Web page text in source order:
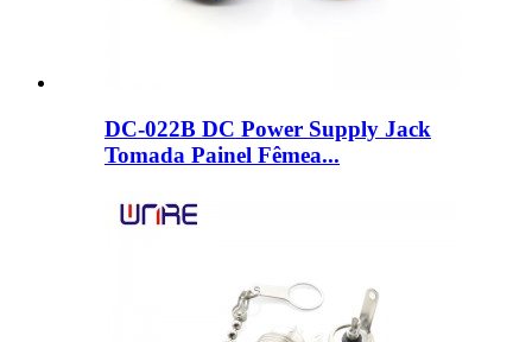
DC-022B DC Power Supply Jack
Tomada Painel Fêmea...